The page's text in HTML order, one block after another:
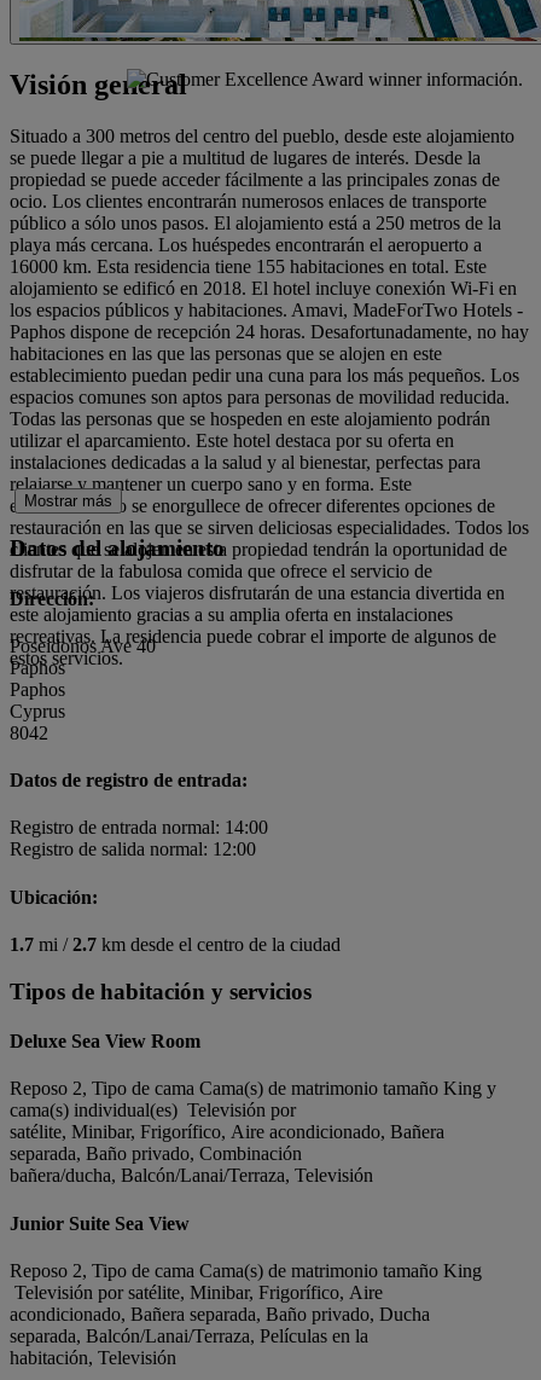
Visión general
Situado a 300 metros del centro del pueblo, desde este alojamiento
se puede llegar a pie a multitud de lugares de interés. Desde la
propiedad se puede acceder fácilmente a las principales zonas de
ocio. Los clientes encontrarán numerosos enlaces de transporte
público a sólo unos pasos. El alojamiento está a 250 metros de la
playa más cercana. Los huéspedes encontrarán el aeropuerto a
16000 km. Esta residencia tiene 155 habitaciones en total. Este
alojamiento se edificó en 2018. El hotel incluye conexión Wi-Fi en
los espacios públicos y habitaciones. Amavi, MadeForTwo Hotels -
Paphos dispone de recepción 24 horas. Desafortunadamente, no hay
habitaciones en las que las personas que se alojen en este
establecimiento puedan pedir una cuna para los más pequeños. Los
espacios comunes son aptos para personas de movilidad reducida.
Todas las personas que se hospeden en este alojamiento podrán
utilizar el aparcamiento. Este hotel destaca por su oferta en
instalaciones dedicadas a la salud y al bienestar, perfectas para
relajarse y mantener un cuerpo sano y en forma. Este
establecimiento se enorgullece de ofrecer diferentes opciones de
restauración en las que se sirven deliciosas especialidades. Todos los
clientes que se alojen en esta propiedad tendrán la oportunidad de
disfrutar de la fabulosa comida que ofrece el servicio de
restauración. Los viajeros disfrutarán de una estancia divertida en
este alojamiento gracias a su amplia oferta en instalaciones
recreativas. La residencia puede cobrar el importe de algunos de
estos servicios.
Mostrar más
Datos del alojamiento
Dirección:
Poseidonos Ave 40
Paphos
Paphos
Cyprus
8042
Datos de registro de entrada:
Registro de entrada normal: 14:00
Registro de salida normal: 12:00
Ubicación:
1.7 mi /2.7 km desde el centro de la ciudad
Tipos de habitación y servicios
Deluxe Sea View Room
Reposo 2, Tipo de cama Cama(s) de matrimonio tamaño King y
cama(s) individual(es) Televisión por
satélite, Minibar, Frigorífico, Aire acondicionado, Bañera
separada, Baño privado, Combinación
bañera/ducha, Balcón/Lanai/Terraza, Televisión
Junior Suite Sea View
Reposo 2, Tipo de cama Cama(s) de matrimonio tamaño King
Televisión por satélite, Minibar, Frigorífico, Aire
acondicionado, Bañera separada, Baño privado, Ducha
separada, Balcón/Lanai/Terraza, Películas en la
habitación, Televisión